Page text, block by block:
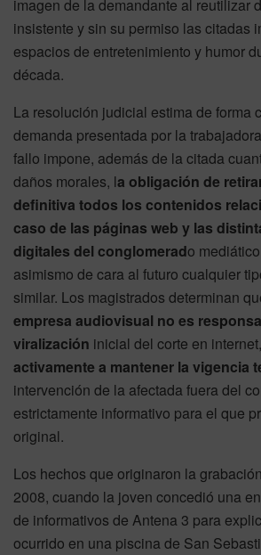
imagen de la demandante al reutilizar
insistente y sin su permiso las citadas
espacios de entretenimiento y humor
década.
La resolución judicial estima de forma
demanda presentada por la
fallo impone, además de la citada
daños morales, la obligación de
definitiva todos los contenidos
caso de las páginas web y las
digitales del conglomerado
asimismo de cara al futuro cualquier
similar. Los magistrados determinan
empresa audiovisual no es
viralización inicial del corte en internet,
activamente a mantener la vigencia
intervención de la afectada fuera del
estrictamente informativo para el que
original.
Los hechos que originaron la
2008, cuando la joven concedió una
de informativos de Antena 3 para
ocurrido en una piscina de San